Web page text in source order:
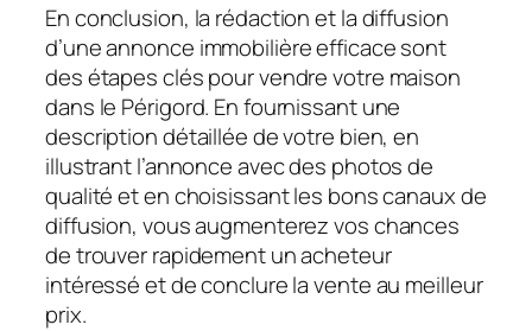
En conclusion, la rédaction et la diffusion
d’une annonce immobilière efficace sont
des étapes clés pour vendre votre maison
dans le Périgord. En fournissant une
description détaillée de votre bien, en
illustrant l’annonce avec des photos de
qualité et en choisissant les bons canaux de
diffusion, vous augmenterez vos chances
de trouver rapidement un acheteur
intéressé et de conclure la vente au meilleur
prix.